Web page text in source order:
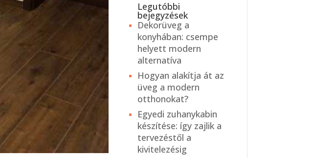
Legutóbbi
bejegyzések
Dekorüveg a
konyhában: csempe
helyett modern
alternatíva
Hogyan alakítja át az
üveg a modern
otthonokat?
Egyedi zuhanykabin
készítése: így zajlik a
tervezéstől a
kivitelezésig